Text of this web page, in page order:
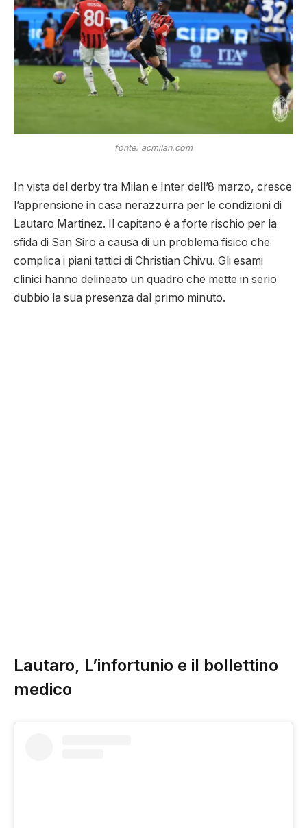
fonte: acmilan.com
In vista del derby tra Milan e Inter dell’8 marzo, cresce
l’apprensione in casa nerazzurra per le condizioni di
Lautaro Martinez. Il capitano è a forte rischio per la
sfida di San Siro a causa di un problema fisico che
complica i piani tattici di Christian Chivu. Gli esami
clinici hanno delineato un quadro che mette in serio
dubbio la sua presenza dal primo minuto.
Lautaro, L’infortunio e il bollettino
medico